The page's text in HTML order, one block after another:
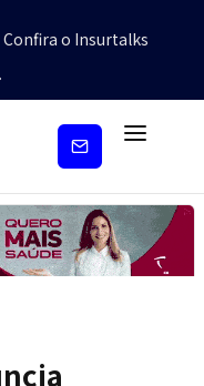
o Insurtalks
Inscreva-